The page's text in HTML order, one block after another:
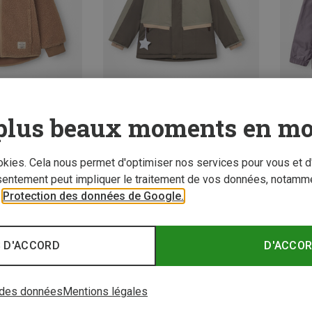
26% Vous économisez 30% Vous
beaux moments en
Cela nous permet d'optimiser nos services pour vous et
peut impliquer le traitement de vos données,
Protection des données de Google.
D'ACCORD
données Mentions légales